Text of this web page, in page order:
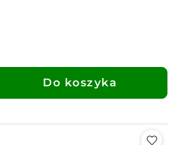
Do koszyka